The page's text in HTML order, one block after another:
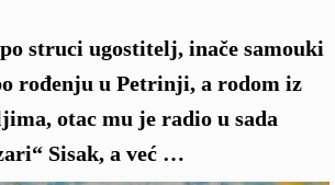
struci ugostitelj, inače samouki
rođenju u Petrinji, a rodom iz
otac mu je radio u sada
Sisak, a već …